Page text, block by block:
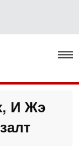
И Жэ